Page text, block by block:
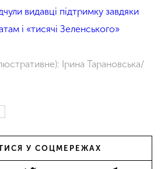
видавці підтримку завдяки
і «тисячі Зеленського»
Ірина Тарановська/
У СОЦМЕРЕЖАХ